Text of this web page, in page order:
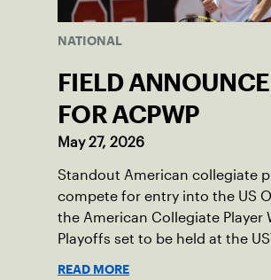
NATIONAL
FIELD
FOR ACPWP
May 27, 2026
Standout American collegiate
compete for entry into the US
the American Collegiate Player
Playoffs set to be held at the
READ MORE